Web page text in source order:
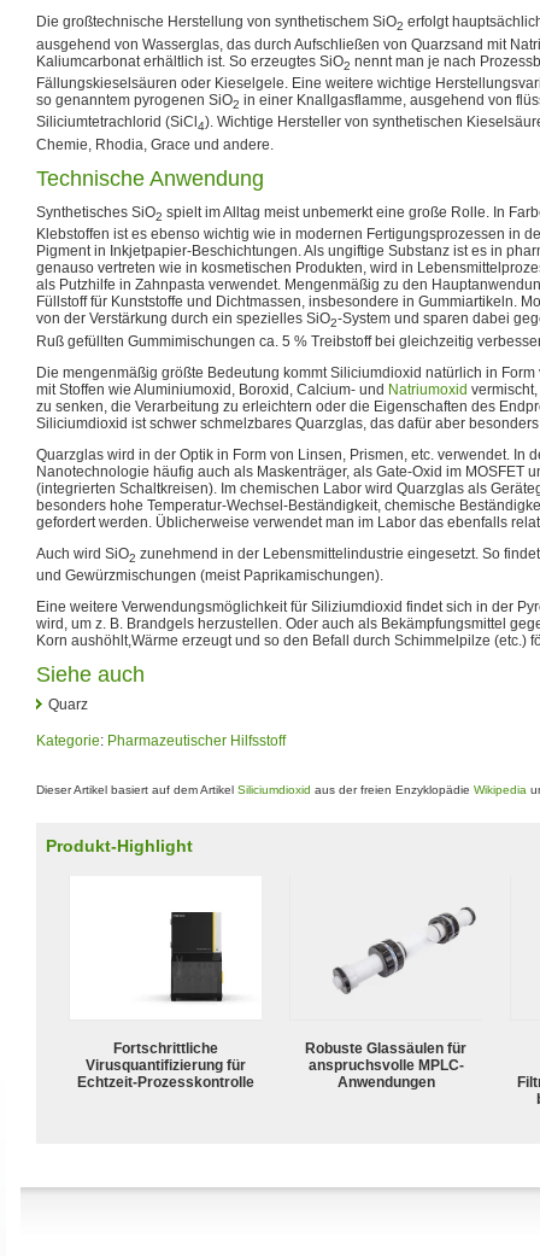
Die großtechnische Herstellung von synthetischem SiO2 erfolgt
ausgehend von Wasserglas, das durch Aufschließen von Quarzsand mit
Kaliumcarbonat erhältlich ist. So erzeugtes SiO2 nennt man je nach
Fällungskieselsäuren oder Kieselgele. Eine weitere wichtige
so genanntem pyrogenen SiO2 in einer Knallgasflamme, ausgehend von
Siliciumtetrachlorid (SiCl 4). Wichtige Hersteller von synthetischen
Chemie, Rhodia, Grace und andere.
Technische Anwendung
Synthetisches SiO2 spielt im Alltag meist unbemerkt eine große Rolle. In
Klebstoffen ist es ebenso wichtig wie in modernen Fertigungsprozessen in
Pigment in Inkjetpapier-Beschichtungen. Als ungiftige Substanz ist es in
genauso vertreten wie in kosmetischen Produkten, wird in
als Putzhilfe in Zahnpasta verwendet. Mengenmäßig zu den
Füllstoff für Kunststoffe und Dichtmassen, insbesondere in Gummiartikeln.
von der Verstärkung durch ein spezielles SiO2-System und sparen dabei
Ruß gefüllten Gummimischungen ca. 5 % Treibstoff bei gleichzeitig
Die mengenmäßig größte Bedeutung kommt Siliciumdioxid natürlich in
mit Stoffen wie Aluminiumoxid, Boroxid, Calcium- und Natriumoxid
zu senken, die Verarbeitung zu erleichtern oder die Eigenschaften des
Siliciumdioxid ist schwer schmelzbares Quarzglas, das dafür aber
Quarzglas wird in der Optik in Form von Linsen, Prismen, etc. verwendet. In
Nanotechnologie häufig auch als Maskenträger, als Gate-Oxid im MOSFET
(integrierten Schaltkreisen). Im chemischen Labor wird Quarzglas als
besonders hohe Temperatur-Wechsel-Beständigkeit, chemische
gefordert werden. Üblicherweise verwendet man im Labor das ebenfalls
Auch wird SiO2 zunehmend in der Lebensmittelindustrie eingesetzt. So
und Gewürzmischungen (meist Paprikamischungen).
Eine weitere Verwendungsmöglichkeit für Siliziumdioxid findet sich in der
wird, um z. B. Brandgels herzustellen. Oder auch als Bekämpfungsmittel
Korn aushöhlt,Wärme erzeugt und so den Befall durch Schimmelpilze (etc.)
Siehe auch
Quarz
Kategorie: Pharmazeutischer Hilfsstoff
Dieser Artikel basiert auf dem Artikel Siliciumdioxid aus der freien Enzyklopädie Wikipedia
Produkt-Highlight
Fortschrittliche
Virusquantifizierung für
Echtzeit-Prozesskontrolle
Robuste Glassäulen für
anspruchsvolle MPLC-
Anwendungen